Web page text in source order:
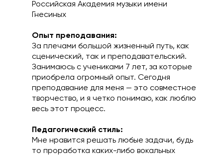
Российская Академия музыки имени
Гнесиных
Опыт преподавания:
За плечами большой жизненный путь, как
сценический, так и преподавательский.
Занимаюсь с учениками 7 лет, за которые
приобрела огромный опыт. Сегодня
преподавание для меня — это совместное
творчество, и я четко понимаю, как люблю
весь этот процесс.
Педагогический стиль:
Мне нравится решать любые задачи, будь
то проработка каких-либо вокальных